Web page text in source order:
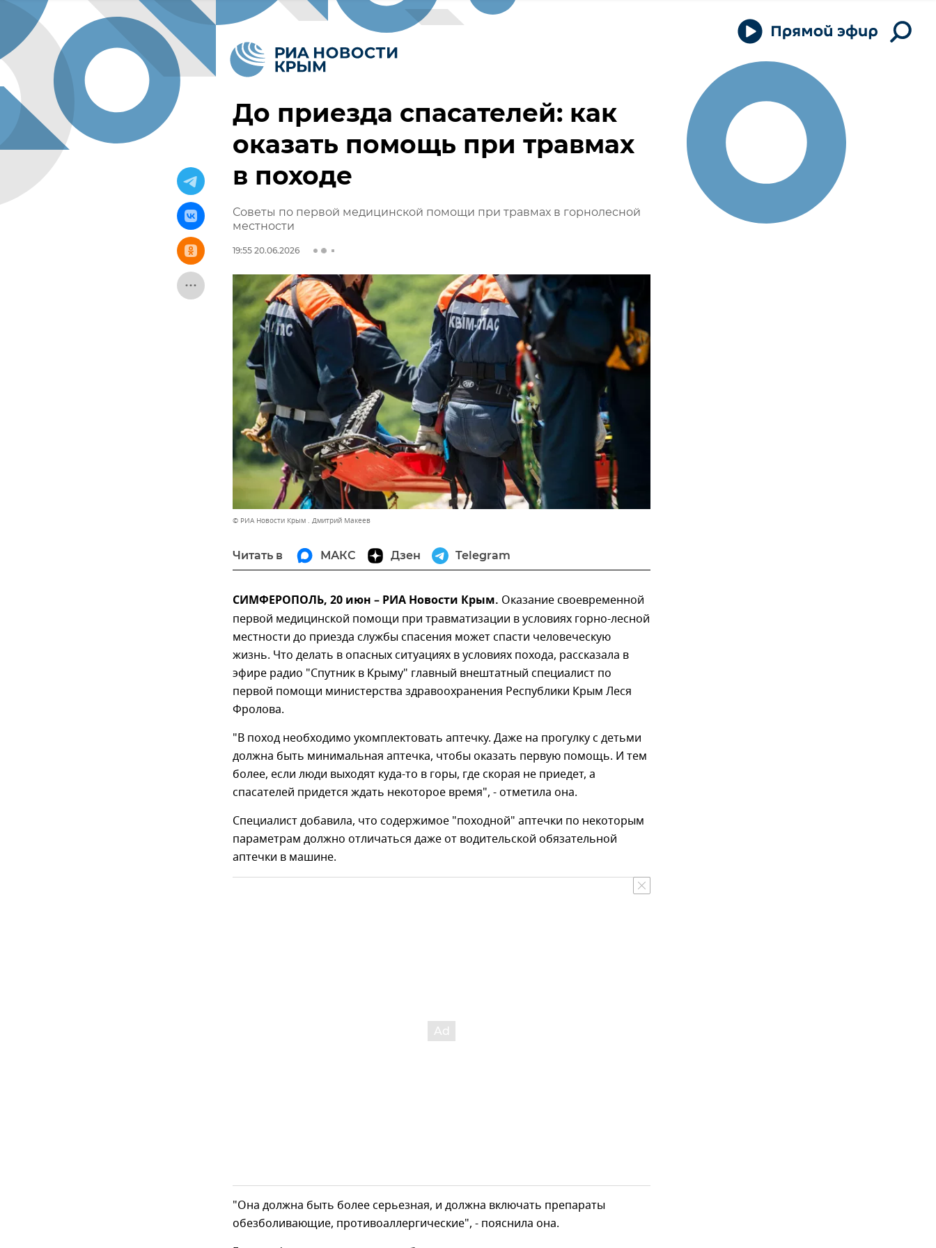
До приезда спасателей: как
оказать помощь при травмах
в походе
Советы по первой медицинской помощи при травмах в горнолесной
местности
19:55 20.06.2026
© РИА Новости Крым . Дмитрий Макеев
Читать в МАКС Дзен Telegram
СИМФЕРОПОЛЬ, 20 июн – РИА Новости Крым. Оказание своевременной
первой медицинской помощи при травматизации в условиях горно-лесной
местности до приезда службы спасения может спасти человеческую
жизнь. Что делать в опасных ситуациях в условиях похода, рассказала в
эфире радио "Спутник в Крыму" главный внештатный специалист по
первой помощи министерства здравоохранения Республики Крым Леся
Фролова.
"В поход необходимо укомплектовать аптечку. Даже на прогулку с детьми
должна быть минимальная аптечка, чтобы оказать первую помощь. И тем
более, если люди выходят куда-то в горы, где скорая не приедет, а
спасателей придется ждать некоторое время", - отметила она.
Специалист добавила, что содержимое "походной" аптечки по некоторым
параметрам должно отличаться даже от водительской обязательной
аптечки в машине.
"Она должна быть более серьезная, и должна включать препараты
обезболивающие, противоаллергические", - пояснила она.